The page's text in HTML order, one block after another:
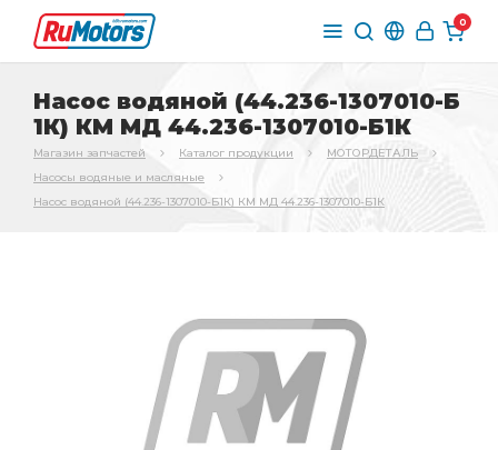
0
Насос водяной (44.236-1307010-Б
1К) КМ МД 44.236-1307010-Б1К
Магазин запчастей Каталог продукции
МОТОРДЕТАЛЬ
Насосы водяные и масляные
Насос водяной (44.236-1307010-Б1К) КМ МД 44.236-1307010-Б1К